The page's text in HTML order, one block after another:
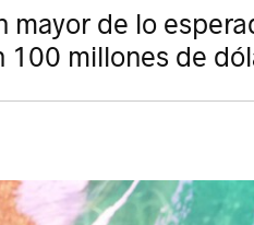
mayor de lo
millones de